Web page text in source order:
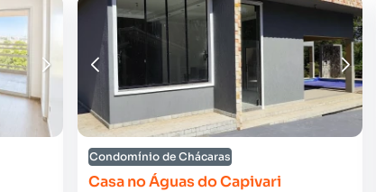
Condomínio de Chácaras
Casa no Águas do Capivari